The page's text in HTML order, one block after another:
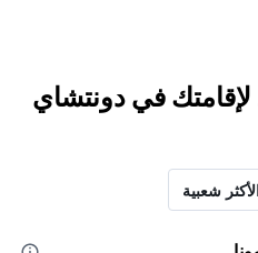
لإقامتك في دونتشاي
شعبية